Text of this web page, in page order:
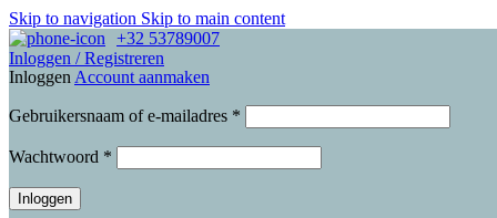
Skip to navigation Skip to main content
+32 53789007
Inloggen / Registreren
Inloggen Account aanmaken
Gebruikersnaam of e-mailadres *
Wachtwoord *
Inloggen